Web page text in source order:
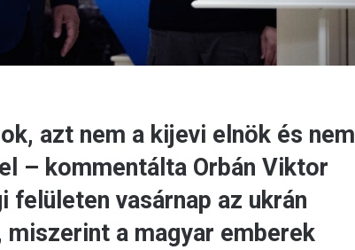
azt nem a kijevi elnök és nem
– kommentálta Orbán Viktor
vasárnap az ukrán
a magyar emberek